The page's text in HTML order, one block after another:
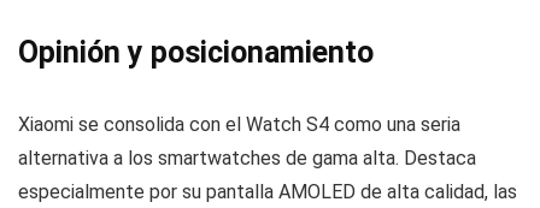
Opinión y posicionamiento
Xiaomi se consolida con el Watch S4 como una seria
alternativa a los smartwatches de gama alta. Destaca
especialmente por su pantalla AMOLED de alta calidad, las